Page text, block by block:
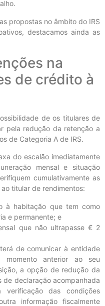
propostas no âmbito do IRS
destacamos ainda as
na
de crédito à
de os titulares de
pela redução da retenção a
de Categoria A de IRS.
do escalão imediatamente
mensal e situação
cumulativamente as
titular de rendimentos:
à habitação que tem como
e permanente; e
que não ultrapasse € 2
de comunicar à entidade
momento anterior ao seu
a opção de redução da
declaração acompanhada
verificação das condições
informação fiscalmente